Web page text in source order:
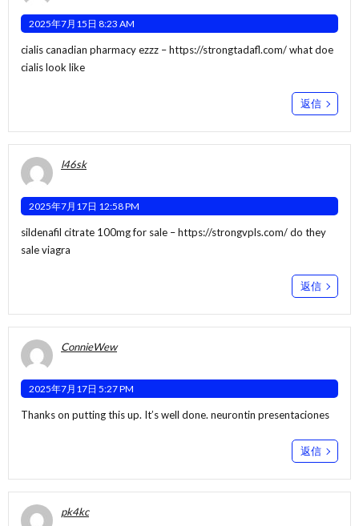
2025年7月15日 8:23 AM
cialis canadian pharmacy ezzz –https://strongtadafl.com/what doe
cialis look like
返信
l46sk
2025年7月17日 12:58 PM
sildenafil citrate 100mg for sale –https://strongvpls.com/do they
sale viagra
返信
ConnieWew
2025年7月17日 5:27 PM
Thanks on putting this up. It’s well done. neurontin presentaciones
返信
pk4kc